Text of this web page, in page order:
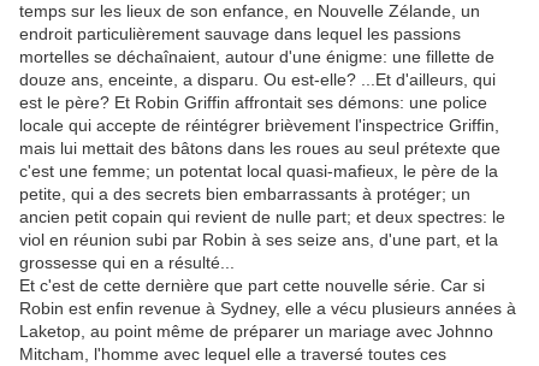
temps sur les lieux de son enfance, en Nouvelle Zélande, un
endroit particulièrement sauvage dans lequel les passions
mortelles se déchaînaient, autour d'une énigme: une fillette de
douze ans, enceinte, a disparu. Ou est-elle? ...Et d'ailleurs, qui
est le père? Et Robin Griffin affrontait ses démons: une police
locale qui accepte de réintégrer brièvement l'inspectrice Griffin,
mais lui mettait des bâtons dans les roues au seul prétexte que
c'est une femme; un potentat local quasi-mafieux, le père de la
petite, qui a des secrets bien embarrassants à protéger; un
ancien petit copain qui revient de nulle part; et deux spectres: le
viol en réunion subi par Robin à ses seize ans, d'une part, et la
grossesse qui en a résulté...
Et c'est de cette dernière que part cette nouvelle série. Car si
Robin est enfin revenue à Sydney, elle a vécu plusieurs années à
Laketop, au point même de préparer un mariage avec Johnno
Mitcham, l'homme avec lequel elle a traversé toutes ces